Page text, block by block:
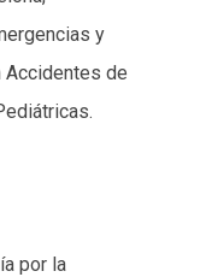
y
Accidentes de
por la